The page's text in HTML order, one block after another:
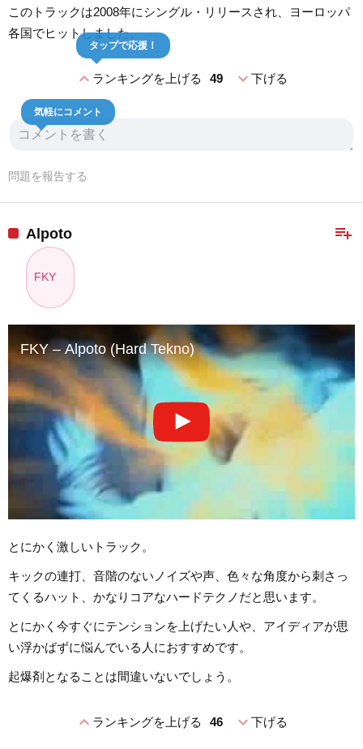
このトラックは2008年にシングル・リリースされ、ヨーロッパ
各国でヒットしました。
expand_lessランキングを上げる 49
タップで応援！
expand_more下げる
気軽にコメント
問題を報告する
playlist_add
Alpoto
FKY
FKY – Alpoto (Hard Tekno)
とにかく激しいトラック。
キックの連打、音階のないノイズや声、色々な角度から刺さっ
てくるハット、かなりコアなハードテクノだと思います。
とにかく今すぐにテンションを上げたい人や、アイディアが思
い浮かばずに悩んでいる人におすすめです。
起爆剤となることは間違いないでしょう。
expand_lessランキングを上げる 46 expand_more下げる